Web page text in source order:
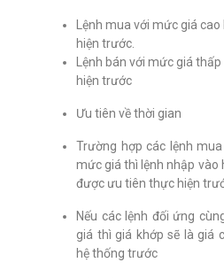
Lệnh mua với mức giá
hiện trước.
Lệnh bán với mức giá
hiện trước
Ưu tiên về thời gian
Trường hợp các lệnh
mức giá thì lệnh nhập vào
được ưu tiên thực hiện
Nếu các lệnh đối ứng
giá thì giá khớp sẽ là giá
hệ thống trước